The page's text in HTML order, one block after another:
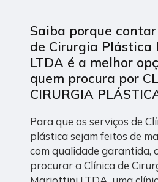
Saiba porque
de Cirurgia
LTDA é a melhor
quem procura por
CIRURGIA
Para que os serviços de
plástica sejam feitos de
com qualidade garantida,
procurar a Clínica de